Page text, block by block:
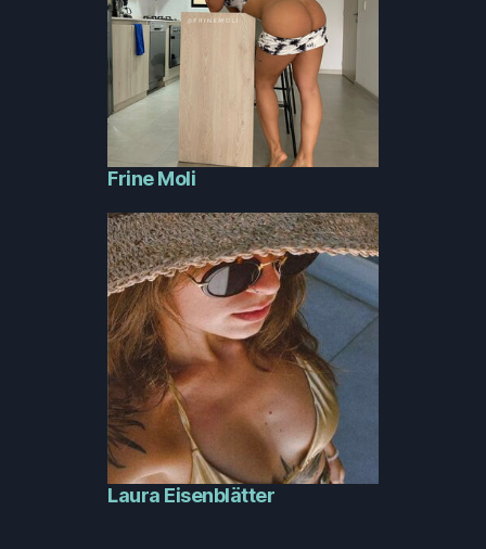
Frine Moli
Laura Eisenblätter